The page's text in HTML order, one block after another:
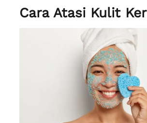
Cara Atasi Kulit